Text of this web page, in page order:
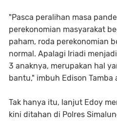
"Pasca peralihan masa
perekonomian masyarakat
paham, roda perekonomian
normal. Apalagi Iriadi
3 anaknya, merupakan hal
bantu," imbuh Edison Tamba
Tak hanya itu, lanjut Edoy
kini ditahan di Polres